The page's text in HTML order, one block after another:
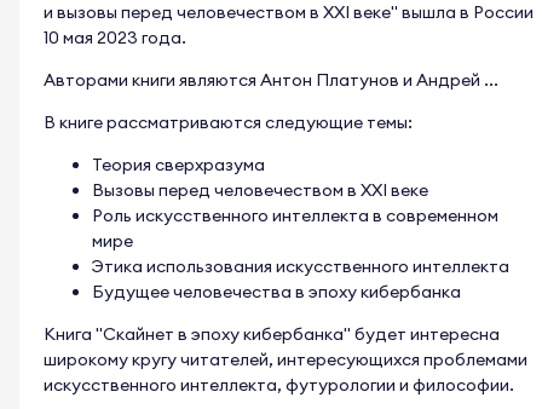
и вызовы перед человечеством в XXI веке" вышла в России
10 мая 2023 года.
Авторами книги являются Антон Платунов и Андрей ...
В книге рассматриваются следующие темы:
Теория сверхразума
Вызовы перед человечеством в XXI веке
Роль искусственного интеллекта в современном
мире
Этика использования искусственного интеллекта
Будущее человечества в эпоху кибербанка
Книга "Скайнет в эпоху кибербанка" будет интересна
широкому кругу читателей, интересующихся проблемами
искусственного интеллекта, футурологии и философии.